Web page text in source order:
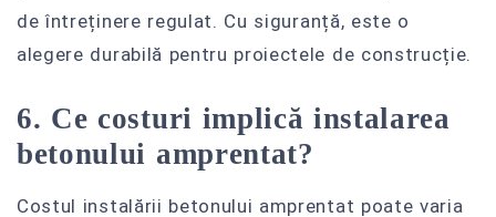
de întreținere regulat. Cu siguranță, este o
alegere durabilă pentru proiectele de construcție.
6. Ce costuri implică instalarea
betonului amprentat?
Costul instalării betonului amprentat poate varia